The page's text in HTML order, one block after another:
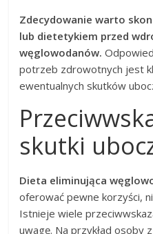
Zdecydowanie warto
lub dietetykiem przed
węglowodanów.
potrzeb zdrowotnych jest
ewentualnych skutków
skutki
Dieta eliminująca
oferować pewne korzyści,
Istnieje wiele
uwagę. Na przykład osoby z